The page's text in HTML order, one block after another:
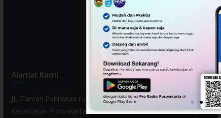
Alamat Kami
JL. Taman Pahlawan No. 80, Kelurahan Purwamekar,
Kecamatan Purwakarta, Kabupaten Purwakarta, Provinsi Jawa